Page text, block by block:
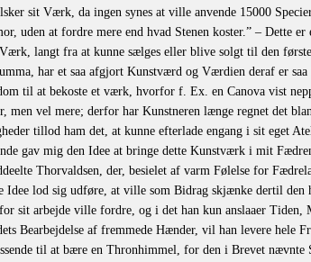
sit Værk, da ingen synes at ville anvende 15000
uden at fordre mere end hvad Stenen koster.” – Dette
langt fra at kunne sælges eller blive solgt til den
har et saa afgjort Kunstværd og Værdien deraf er
til at bekoste et værk, hvorfor f. Ex. en Canova vist
men vel mere; derfor har Kunstneren længe regnet det
tillod ham det, at kunne efterlade engang i sit eget
gav mig den Idee at bringe dette Kunstværk i mit
Thorvaldsen, der, besielet af varm Følelse for
Idee lod sig udføre, at ville som Bidrag skjænke dertil den
sit arbejde ville fordre, og i det han kun anslaaer Tiden,
Bearbejdelse af fremmede Hænder, vil han levere hele
til at bære en Thronhimmel, for den i Brevet nævnte